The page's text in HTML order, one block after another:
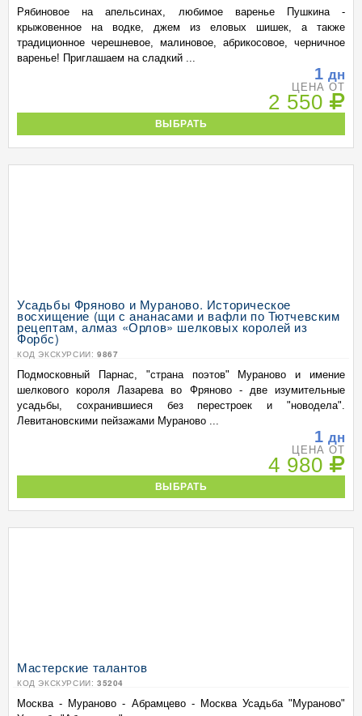
Рябиновое на апельсинах, любимое варенье Пушкина -
крыжовенное на водке, джем из еловых шишек, а также
традиционное черешневое, малиновое, абрикосовое, черничное
варенье! Приглашаем на сладкий ...
1 дн
ЦЕНА ОТ
2 550
ВЫБРАТЬ
Усадьбы Фряново и Мураново. Историческое
восхищение (щи с ананасами и вафли по Тютчевским
рецептам, алмаз «Орлов» шелковых королей из
Форбс)
КОД ЭКСКУРСИИ: 9867
Подмосковный Парнас, "страна поэтов" Мураново и имение
шелкового короля Лазарева во Фряново - две изумительные
усадьбы, сохранившиеся без перестроек и "новодела".
Левитановскими пейзажами Мураново ...
1 дн
ЦЕНА ОТ
4 980
ВЫБРАТЬ
Мастерские талантов
КОД ЭКСКУРСИИ: 35204
Москва - Мураново - Абрамцево - Москва Усадьба "Мураново"